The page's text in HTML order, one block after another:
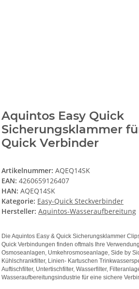
Aquintos Easy Quick
Sicherungsklammer
Quick Verbinder
Artikelnummer:AQEQ14SK
EAN: 4260659126407
HAN: AQEQ14SK
Kategorie: Easy-Quick Steckverbinder
Hersteller: Aquintos-Wasseraufbereitung
Die Aquintos Easy & Quick Sicherungsklammer
Quick Verbindungen finden oftmals Ihre
Osmoseanlagen, Umkehrosmoseanlage, Side by
Kühlschrankfilter, Linien- Kartuschen
Auftischfilter, Untertischfilter, Wasserfilter,
Wasseraufbereitungsindustrie für eine sichere